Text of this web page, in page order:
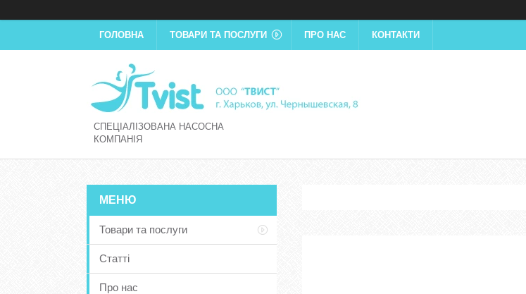
ГОЛОВНА ТОВАРИ ТА ПОСЛУГИ ПРО НАС КОНТАКТИ
СПЕЦІАЛІЗОВАНА НАСОСНА
КОМПАНІЯ
Товари та послуги
Статті
Про нас